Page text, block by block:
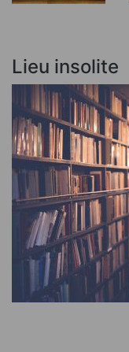
Lieu insolite